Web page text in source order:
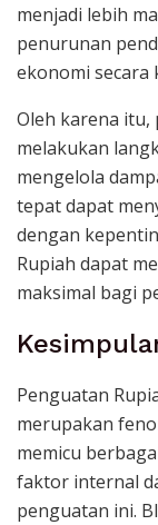
menjadi lebih
penurunan
ekonomi secara
Oleh karena itu,
melakukan
mengelola
tepat dapat
dengan
Rupiah dapat
maksimal bagi
Penguatan
merupakan
memicu
faktor internal
penguatan ini.